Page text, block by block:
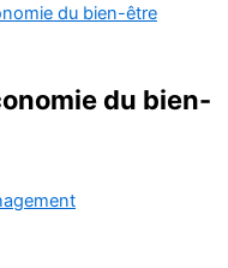
du bien-être
du bien-